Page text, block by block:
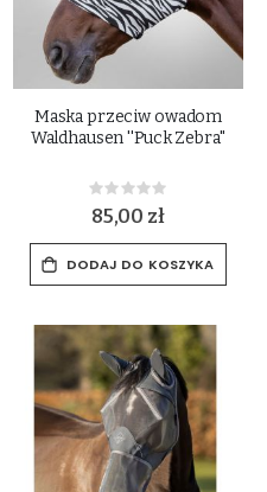
Maska przeciw owadom
Waldhausen ''Puck Zebra''
Rating:
0%
85,00 zł
DODAJ DO KOSZYKA